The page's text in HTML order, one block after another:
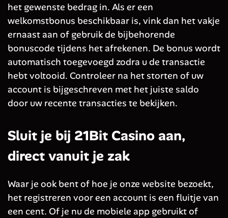
het gewenste bedrag in. Als er een
welkomstbonus beschikbaar is, vink dan het vakje
ernaast aan of gebruik de bijbehorende
bonuscode tijdens het afrekenen. De bonus wordt
automatisch toegevoegd zodra u de transactie
hebt voltooid. Controleer na het storten of uw
account is bijgeschreven met het juiste saldo
door uw recente transacties te bekijken.
Sluit je bij 21Bit Casino aan,
direct vanuit je zak
Waar je ook bent of hoe je onze website bezoekt,
het registreren voor een account is een fluitje van
een cent. Of je nu de mobiele app gebruikt of